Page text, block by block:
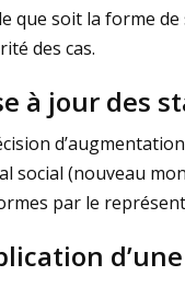
que soit la forme
des cas.
à jour des
social (nouveau
par le